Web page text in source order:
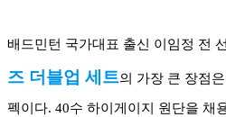
배드민턴 국가대표 출신 이임정 전
즈 더블업 세트의 가장 큰 장점
펙이다. 40수 하이게이지 원단을 채